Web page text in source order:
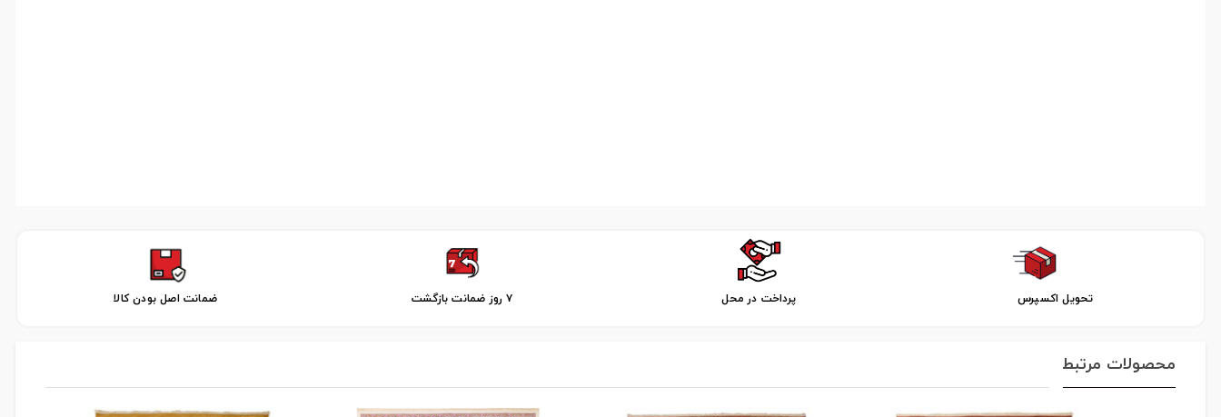
تحویل اکسپرس پرداخت در محل ۷ روز ضمانت بازگشت ضمانت اصل بودن کالا
محصولات مرتبط